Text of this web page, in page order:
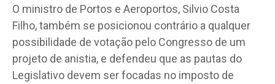
O ministro de Portos e Aeroportos, Silvio Costa
Filho, também se posicionou contrário a qualquer
possibilidade de votação pelo Congresso de um
projeto de anistia, e defendeu que as pautas do
Legislativo devem ser focadas no imposto de